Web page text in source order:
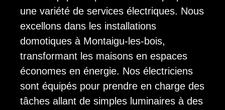
une variété de services électriques. Nous
excellons dans les installations
domotiques à Montaigu-les-bois,
transformant les maisons en espaces
économes en énergie. Nos électriciens
sont équipés pour prendre en charge des
tâches allant de simples luminaires à des